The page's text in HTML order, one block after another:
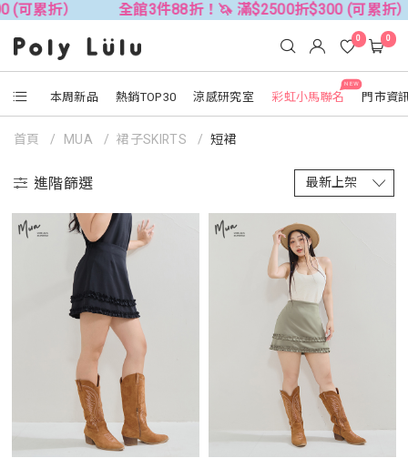
可累折） 全館3件88折！🦄 滿$2500折$300 (可累折）
本周新品 熱銷TOP30 涼感研究室
NEW
彩虹小馬聯名 門市資
0 0
首頁 MUA 裙子SKIRTS 短裙
進階篩選